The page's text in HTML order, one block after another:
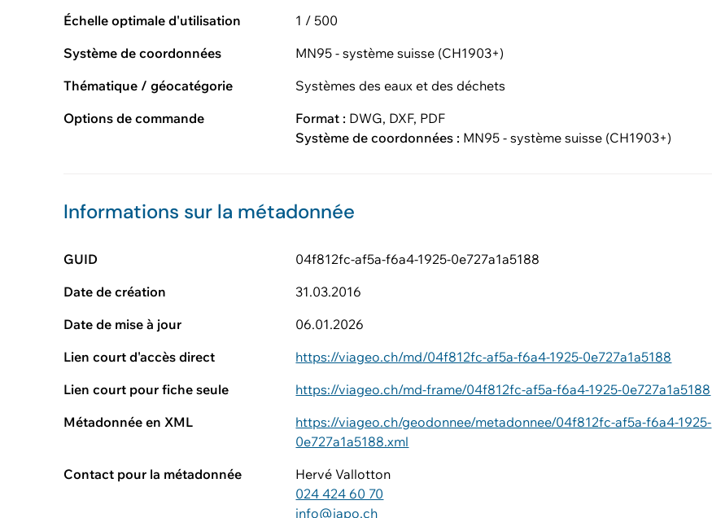
Échelle optimale d'utilisation
1 / 500
Système de coordonnées
MN95 - système suisse (CH1903+)
Thématique / géocatégorie
Systèmes des eaux et des déchets
Options de commande
Format : DWG, DXF, PDF
Système de coordonnées : MN95 - système suisse (CH1903+)
Informations sur la métadonnée
GUID
04f812fc-af5a-f6a4-1925-0e727a1a5188
Date de création
31.03.2016
Date de mise à jour
06.01.2026
Lien court d'accès direct
https://viageo.ch/md/04f812fc-af5a-f6a4-1925-0e727a1a5188
Lien court pour fiche seule
https://viageo.ch/md-frame/04f812fc-af5a-f6a4-1925-0e727a1a5188
Métadonnée en XML
https://viageo.ch/geodonnee/metadonnee/04f812fc-af5a-f6a4-1925-
0e727a1a5188.xml
Contact pour la métadonnée
Hervé Vallotton
024 424 60 70
info@japo.ch